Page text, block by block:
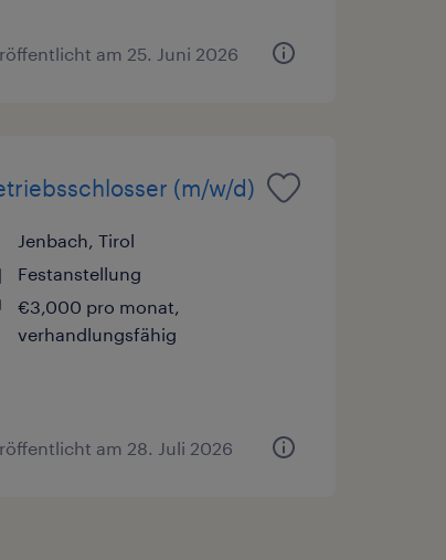
am 25. Juni 2026
(m/w/d)
Jenbach, Tirol
Festanstellung
€3,000 pro monat,
verhandlungsfähig
am 28. Juli 2026